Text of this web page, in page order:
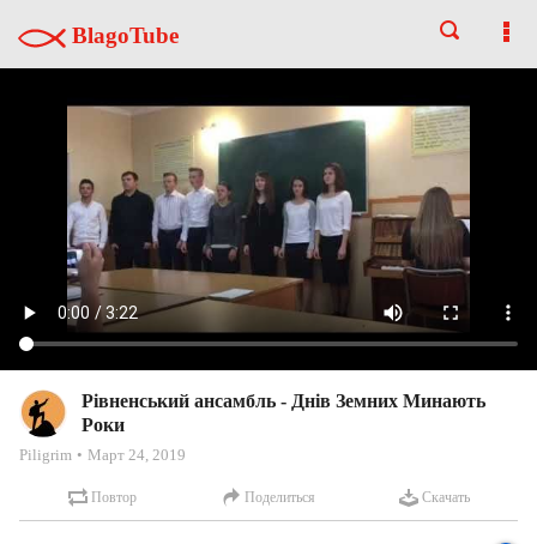
BlagoTube
Рівненський ансамбль - Днів Земних Минають
Роки
Piligrim Март 24, 2019
Повтор Поделиться Скачать